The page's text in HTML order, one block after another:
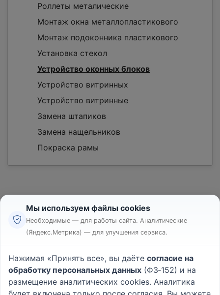
Роллеты металические
Монтаж окна металлопластикового
Монтаж подоконника пластикового
Установка стекол
Устройство оконных блоков
Устройство витринных
Устройство витринные
Замена штапиков
Замена нащельников
Покраска рамы
Реклама
Пользовательское соглашение
Политика конфиденциальности
Вопрос - Ответ|О проекте
Мы используем файлы cookies
Необходимые — для работы сайта. Аналитические
(Яндекс.Метрика) — для улучшения сервиса.
Нажимая «Принять все», вы даёте согласие на
обработку персональных данных (ФЗ‑152) и на
размещение аналитических cookies. Аналитика